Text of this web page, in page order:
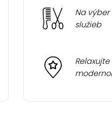
Na
služieb